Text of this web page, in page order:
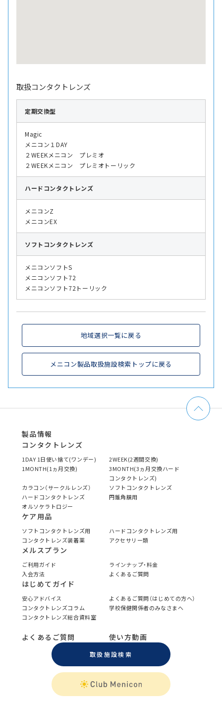
取扱コンタクトレンズ
定期交換型
Magic
メニコン１DAY
２WEEKメニコン プレミオ
２WEEKメニコン プレミオトーリック
ハード コンタクトレンズ
メニコンZ
メニコンEX
ソフト コンタクトレンズ
メニコンソフトS
メニコンソフト72
メニコンソフト72トーリック
地域選択一覧に戻る
メニコン製品取扱施設検索トップに戻る
製品情報
コンタクトレンズ
1DAY 1日使い捨て(ワンデー)
2WEEK(2週間交換)
1MONTH(1ヵ月交換)
3MONTH(3ヵ月交換ハード
コンタクトレンズ)
カラコン（サークルレンズ）
ソフトコンタクトレンズ
ハードコンタクトレンズ
円錐角膜用
オルソケラトロジー
ケア用品
ソフトコンタクトレンズ用
ハードコンタクトレンズ用
コンタクトレンズ装着薬
アクセサリー類
メルスプラン
ご利用ガイド
ラインナップ・料金
入会方法
よくあるご質問
はじめてガイド
安心アドバイス
よくあるご質問（はじめての方へ）
コンタクトレンズコラム
学校保健関係者のみなさまへ
コンタクトレンズ総合資料室
よくあるご質問 使い方動画
取扱施設検索